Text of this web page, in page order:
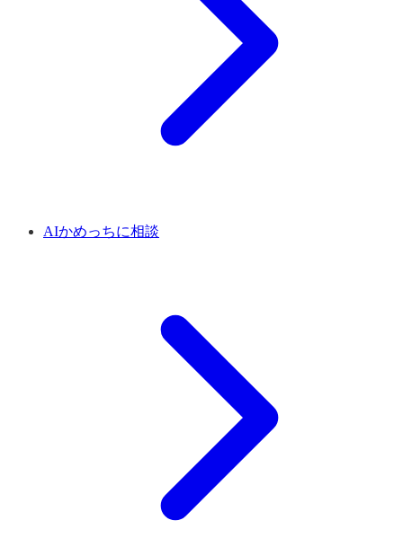
AIかめっちに相談